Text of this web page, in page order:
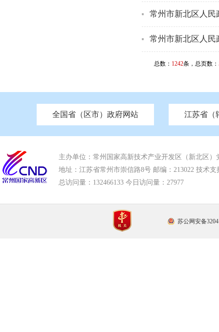
常州市新北区人
常州市新北区人
总数： 1242条，总页数：
全国省（区市）政府网站
北京 天津 重庆 河南 河北 山西
江苏省（
中国江苏 南京市政府 苏州市政府 无锡
市发改委 市工信局 市教育局 市科技局 市
市应急管理局 市审计局 市外事办 市生态
主办单位：常州国家高新技术产业开发区（新北区）
地址：江苏省常州市崇信路8号 邮编：213022 技术支
总访问量： 132466133 今日访问量： 27977
苏公网安备